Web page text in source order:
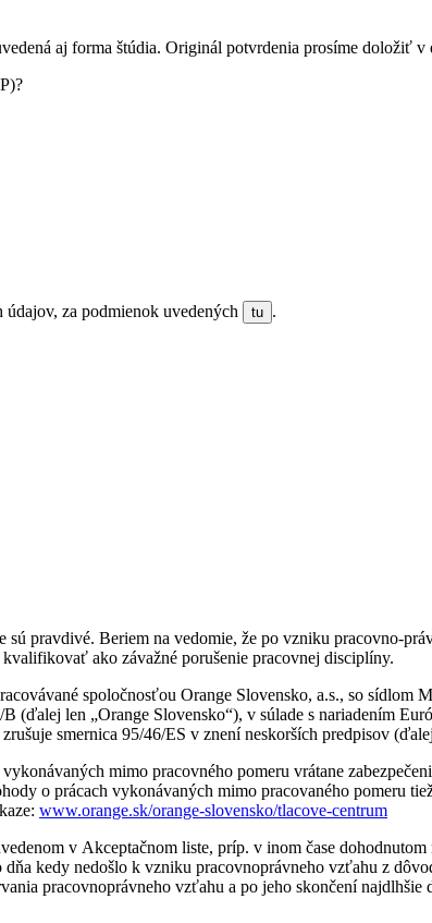
aj forma štúdia. Originál potvrdenia prosíme doložiť v
za podmienok uvedených tu .
sú pravdivé. Beriem na vedomie, že po vzniku pracovno-
ako závažné porušenie pracovnej disciplíny.
spoločnosťou Orange Slovensko, a.s., so sídlom
(ďalej len „Orange Slovensko“), v súlade s nariadením
smernica 95/46/ES v znení neskorších predpisov
mimo pracovného pomeru vrátane
o prácach vykonávaných mimo pracovaného pomeru
www.orange.sk/orange-slovensko/tlacove-centrum
v Akceptačnom liste, príp. v inom čase
kedy nedošlo k vzniku pracovnoprávneho vzťahu z
pracovnoprávneho vzťahu a po jeho skončení